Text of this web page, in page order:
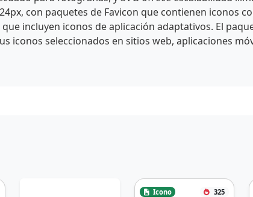
con paquetes de Favicon que contienen iconos
incluyen iconos de aplicación adaptativos. El
iconos seleccionados en sitios web, aplicaciones
Icono 325